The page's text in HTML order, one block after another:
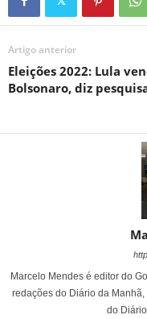
Artigo anterior
Eleições 2022: Lula
Bolsonaro, diz
Marcelo Mendes é editor do
redações do Diário da
do